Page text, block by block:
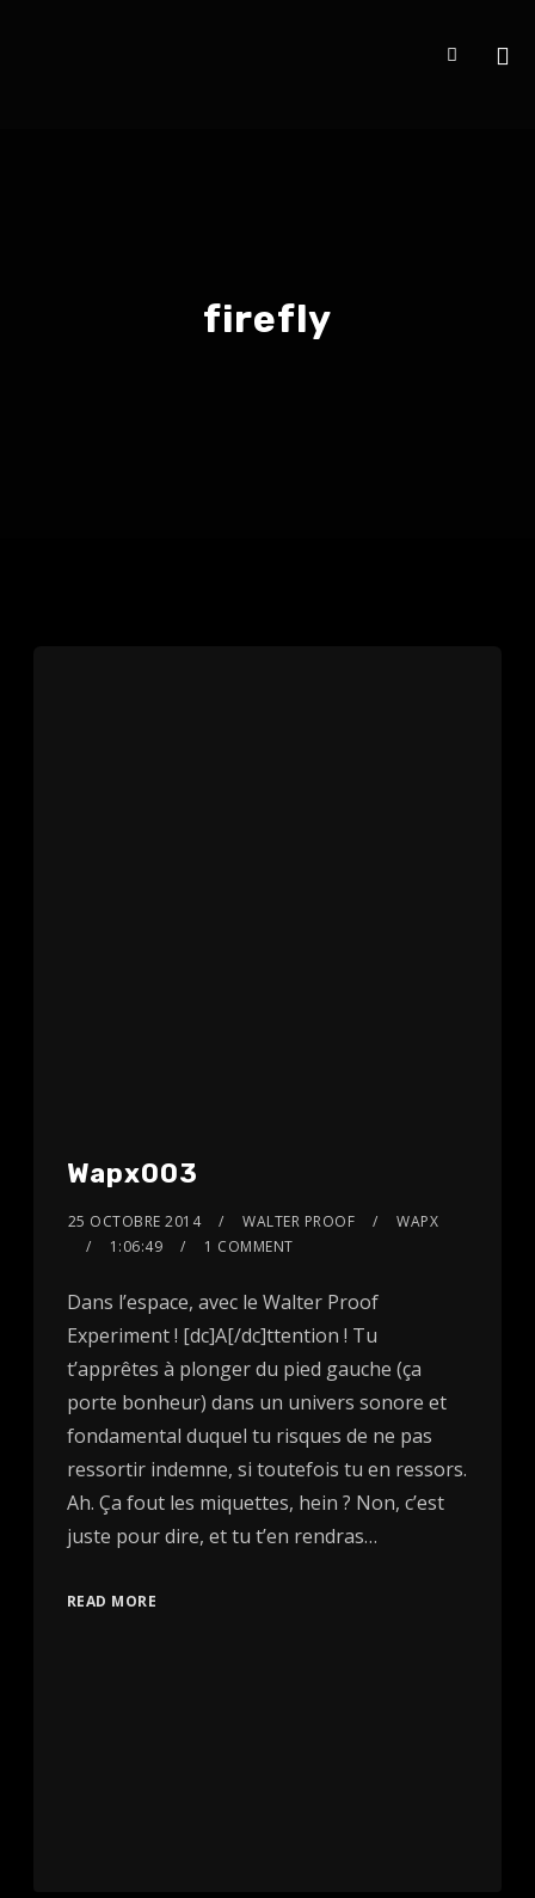
firefly
Wapx003
25 OCTOBRE 2014 WALTER PROOF
WAPX
1:06:49
1 COMMENT
Dans l’espace, avec le Walter Proof
Experiment ! [dc]A[/dc]ttention ! Tu
t’apprêtes à plonger du pied gauche (ça
porte bonheur) dans un univers sonore et
fondamental duquel tu risques de ne pas
ressortir indemne, si toutefois tu en ressors.
Ah. Ça fout les miquettes, hein ? Non, c’est
juste pour dire, et tu t’en rendras…
READ MORE